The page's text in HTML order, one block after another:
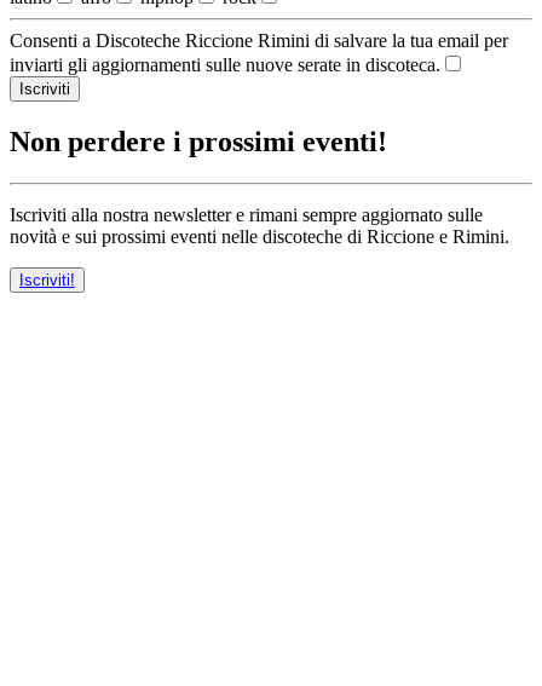
Consenti a Discoteche Riccione Rimini di salvare la tua email per
inviarti gli aggiornamenti sulle nuove serate in discoteca.
Iscriviti
Non perdere i prossimi eventi!
Iscriviti alla nostra newsletter e rimani sempre aggiornato sulle
novità e sui prossimi eventi nelle discoteche di Riccione e Rimini.
Iscriviti!